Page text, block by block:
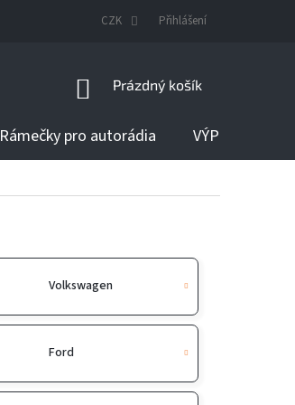
CZK Přihlášení
NÁKUPNÍ
Prázdný košík
Rámečky pro autorádia VÝPRODEJ
Volkswagen
Ford